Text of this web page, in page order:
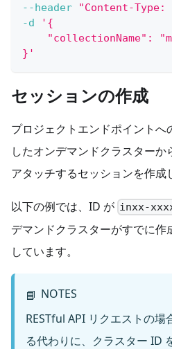
--header
"Content-
-d
'{
"collectionName":
}'
セッションの作成
プロジェクトエンドポイント
したオンデマンドクラスター
アタッチするセッションを作成
以下の例では、ID が inxx-
デマンドクラスターがすでに作
しています。
📘 NOTES
RESTful API リクエストの
る代わりに、クラスター ID